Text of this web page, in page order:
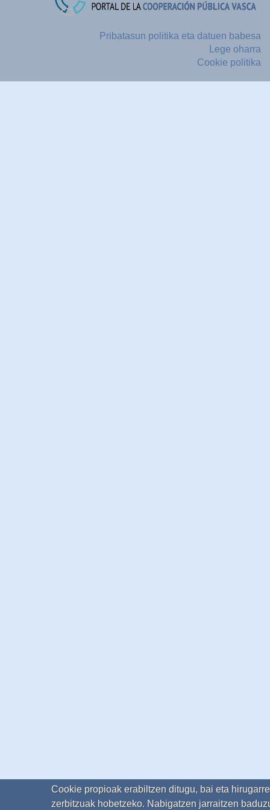
Pribatasun politika eta datuen babesa
Lege oharra
Cookie politika
Cookie propioak erabiltzen ditugu, bai eta
zerbitzuak hobetzeko. Nabigatzen jarraitzen